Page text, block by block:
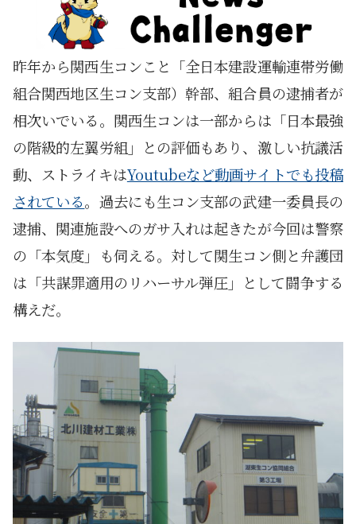
昨年から関西生コンこと「全日本建設運輸連帯労働
組合関西地区生コン支部）幹部、組合員の逮捕者が
相次いでいる。関西生コンは一部からは「日本最強
の階級的左翼労組」との評価もあり、激しい抗議活
動、ストライキはYoutubeなど動画サイトでも投稿
されている。過去にも生コン支部の武建一委員長の
逮捕、関連施設へのガサ入れは起きたが今回は警察
の「本気度」も伺える。対して関生コン側と弁護団
は「共謀罪適用のリハーサル弾圧」として闘争する
構えだ。